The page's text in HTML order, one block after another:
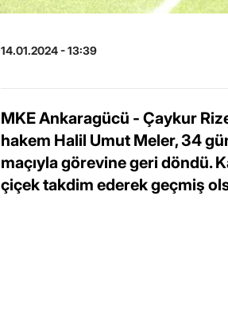
14.01.2024 - 13:39
MKE Ankaragücü - Çaykur
hakem Halil Umut Meler, 34
maçıyla görevine geri döndü.
çiçek takdim ederek geçmiş